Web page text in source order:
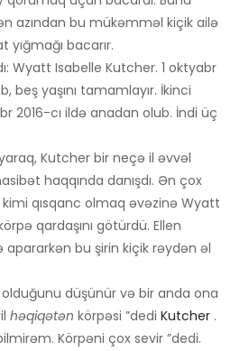
azından bu mükəmməl kiçik ailə
bacarır.
Wyatt Isabelle Kutcher. 1 oktyabr
beş yaşını tamamlayır. İkinci
2016-cı ildə anadan olub. İndi üç
Kutcher bir neçə il əvvəl
haqqında danışdı. Ən çox
qısqanc olmaq əvəzinə Wyatt
qardaşını götürdü. Ellen
bu şirin kiçik rəydən əl
düşünür və bir anda ona
həqiqətən körpəsi ”dedi Kutcher .
Körpəni çox sevir ”dedi.